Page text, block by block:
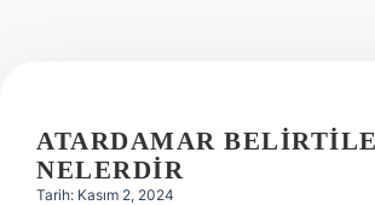
ATARDAMAR
NELERDIR
Tarih: Kasım 2, 2024